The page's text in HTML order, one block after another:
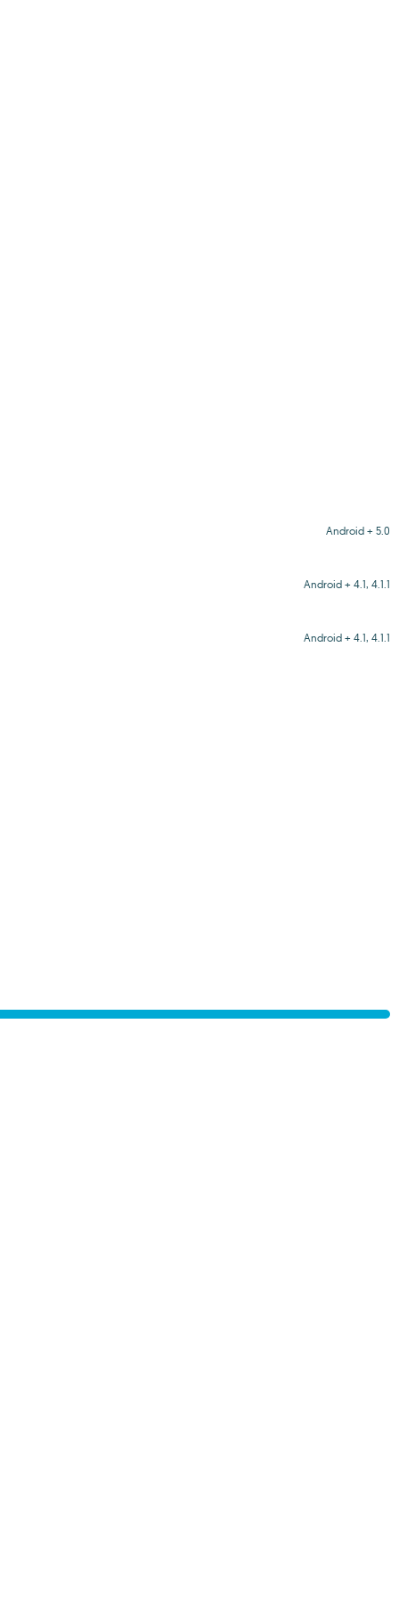
Android + 5.0
Android + 4.1, 4.1.1
Android + 4.1, 4.1.1